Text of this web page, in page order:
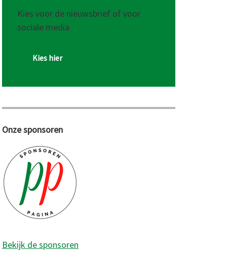
Kies voor de nieuwsbrief of voor
sociale media
Kies hier
Onze sponsoren
Bekijk de sponsoren